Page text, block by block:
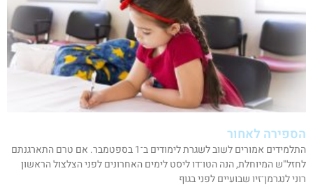
הספירה לאחור
התלמידים אמורים לשוב לשגרת לימודים ב־1 בספטמבר. אם טרם התארגנתם
לחזל"ש המיוחלת, הנה הטו־דו ליסט לימים האחרונים לפני הצלצול הראשון
רוני לנגרמן־זיו שבועיים לפני בגוף